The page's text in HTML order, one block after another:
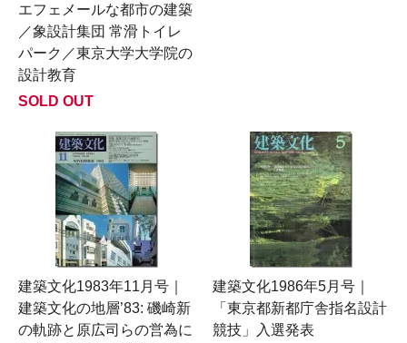
エフェメールな都市の建築
／象設計集団 常滑トイレ
パーク／東京大学大学院の
設計教育
SOLD OUT
建築文化1983年11月号｜
建築文化の地層’83: 磯崎新
の軌跡と原広司らの営為に
建築文化1986年5月号｜
「東京都新都庁舎指名設計
競技」入選発表